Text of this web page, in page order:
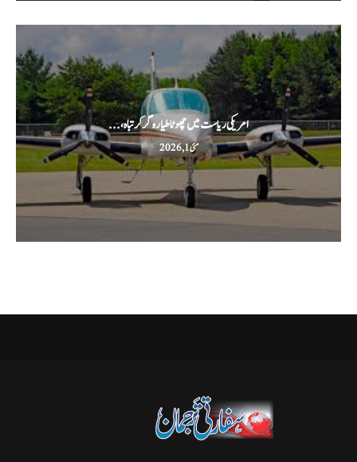
امریکی ریاست میں چھوٹا طیارہ گر کر تباہ،...
مئی 1, 2026